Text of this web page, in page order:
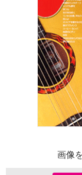
画像